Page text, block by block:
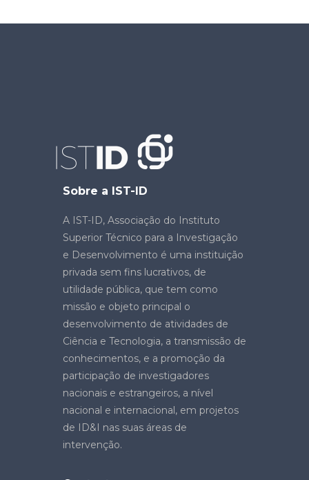
Sobre a IST-ID
A IST-ID, Associação do Instituto
Superior Técnico para a Investigação
e Desenvolvimento é uma instituição
privada sem fins lucrativos, de
utilidade pública, que tem como
missão e objeto principal o
desenvolvimento de atividades de
Ciência e Tecnologia, a transmissão de
conhecimentos, e a promoção da
participação de investigadores
nacionais e estrangeiros, a nível
nacional e internacional, em projetos
de ID&I nas suas áreas de
intervenção.